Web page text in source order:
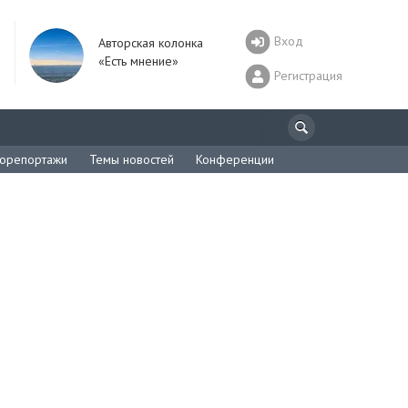
Авторская колонка
«Есть мнение»
Вход
Регистрация
Темы новостей Конференции